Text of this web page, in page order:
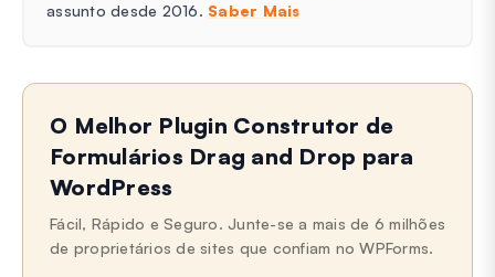
assunto desde 2016. Saber Mais
O Melhor Plugin Construtor de
Formulários Drag and Drop para
WordPress
Fácil, Rápido e Seguro. Junte-se a mais de 6 milhões
de proprietários de sites que confiam no WPForms.